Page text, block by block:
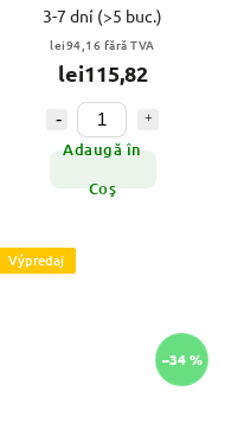
3-7 dní (>5 buc.)
lei94,16 fără TVA
lei115,82
Adaugă în
Coş
Výpredaj
–34 %